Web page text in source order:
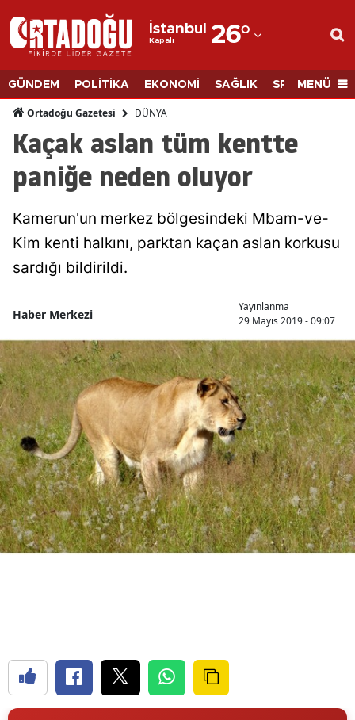
İstanbul
Kapalı 26°
Adana
Adıyaman
Afyonkarahisar
Ağrı
Amasya
Ankara
Antalya
Balıkesir
Bilecik
Bingöl
Bitlis
Bolu
Burdur
Bursa
Denizli
Diyarbakır
GÜNDEM POLİTİKA EKONOMİ SAĞLIK SPORMENÜ
Ortadoğu Gazetesi DÜNYA
Kaçak aslan tüm kentte
paniğe neden oluyor
Kamerun'un merkez bölgesindeki Mbam-ve-
Kim kenti halkını, parktan kaçan aslan korkusu
sardığı bildirildi.
Haber Merkezi
Yayınlanma
29 Mayıs 2019 - 09:07